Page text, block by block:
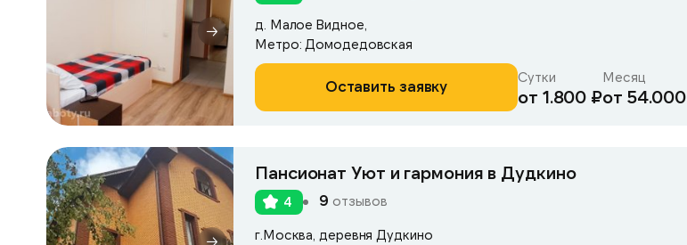
д. Малое Видное,
Метро: Домодедовская
Оставить заявку Сутки
от 1.800 ₽
Месяц
от
Пансионат Уют и гармония в Дудкино
4 9 отзывов
г.Москва, деревня Дудкино